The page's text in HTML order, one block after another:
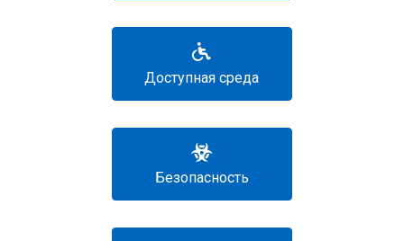
Доступная среда
Безопасность